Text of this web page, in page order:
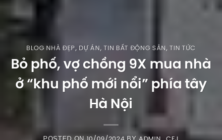
BLOG NHÀ ĐẸP, DỰ ÁN ,TIN BẤT ĐỘNG SẢN ,TIN TỨC
Bỏ phố, vợ chồng 9X mua nhà
ở “khu phố mới nổi” phía tây
Hà Nội